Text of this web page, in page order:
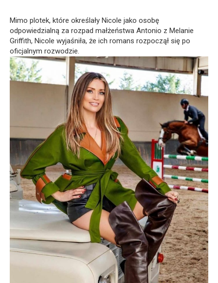
Mimo plotek, które określały Nicole jako osobę
odpowiedzialną za rozpad małżeństwa Antonio z Melanie
Griffith, Nicole wyjaśniła, że ich romans rozpoczął się po
oficjalnym rozwodzie.